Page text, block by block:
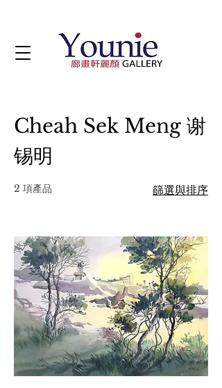
Cheah Sek Meng 谢
锡明
2 項產品 篩選與排序